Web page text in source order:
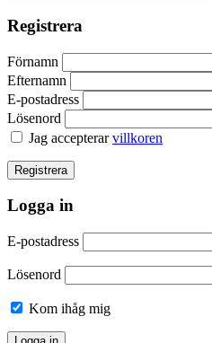
Registrera
Förnamn
Efternamn
E-postadress
Lösenord
Jag accepterarvillkoren
Logga in
E-postadress
Lösenord
Kom ihåg mig